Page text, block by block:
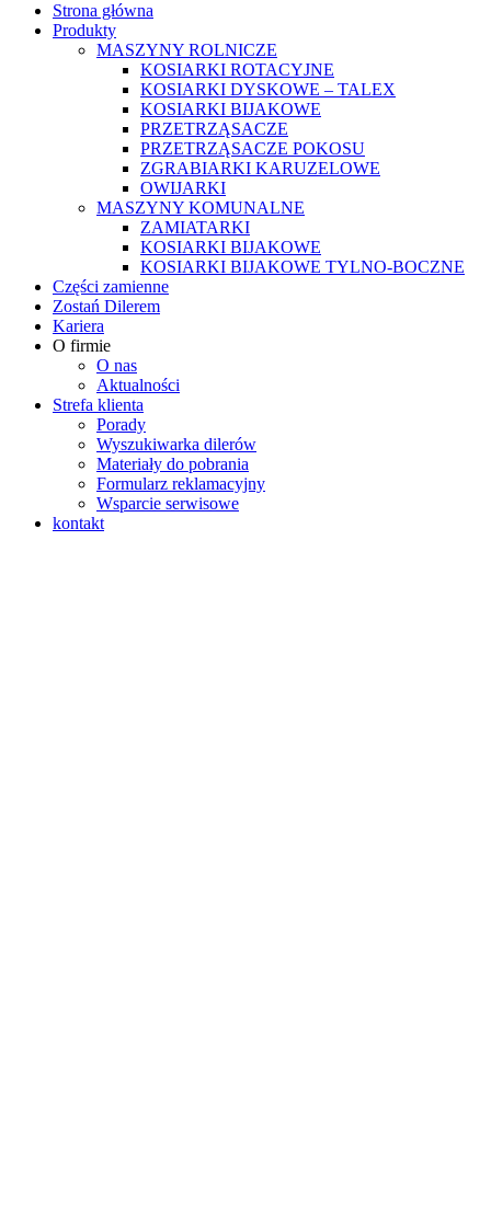
Strona główna
Produkty
MASZYNY ROLNICZE
KOSIARKI ROTACYJNE
KOSIARKI DYSKOWE – TALEX
KOSIARKI BIJAKOWE
PRZETRZĄSACZE
PRZETRZĄSACZE POKOSU
ZGRABIARKI KARUZELOWE
OWIJARKI
MASZYNY KOMUNALNE
ZAMIATARKI
KOSIARKI BIJAKOWE
KOSIARKI BIJAKOWE TYLNO-BOCZNE
Części zamienne
Zostań Dilerem
Kariera
O firmie
O nas
Aktualności
Strefa klienta
Porady
Wyszukiwarka dilerów
Materiały do pobrania
Formularz reklamacyjny
Wsparcie serwisowe
kontakt